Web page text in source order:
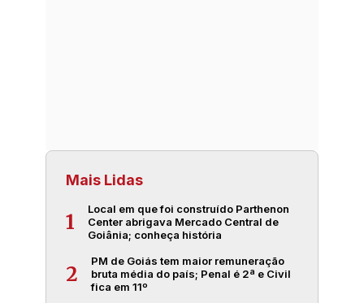
Mais Lidas
1
Local em que foi construído Parthenon
Center abrigava Mercado Central de
Goiânia; conheça história
2
PM de Goiás tem maior remuneração
bruta média do país; Penal é 2ª e Civil
fica em 11º